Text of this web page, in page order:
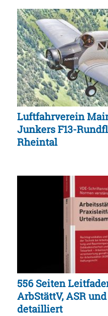
Luftfahrverein
Junkers F13-
Rheintal
556 Seiten
ArbStättV, ASR
detailliert